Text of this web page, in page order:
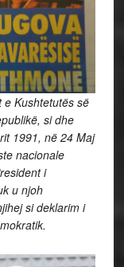
e Kushtetutës së
si dhe
1991, në 24 Maj
nacionale
i
u njoh
si deklarim i